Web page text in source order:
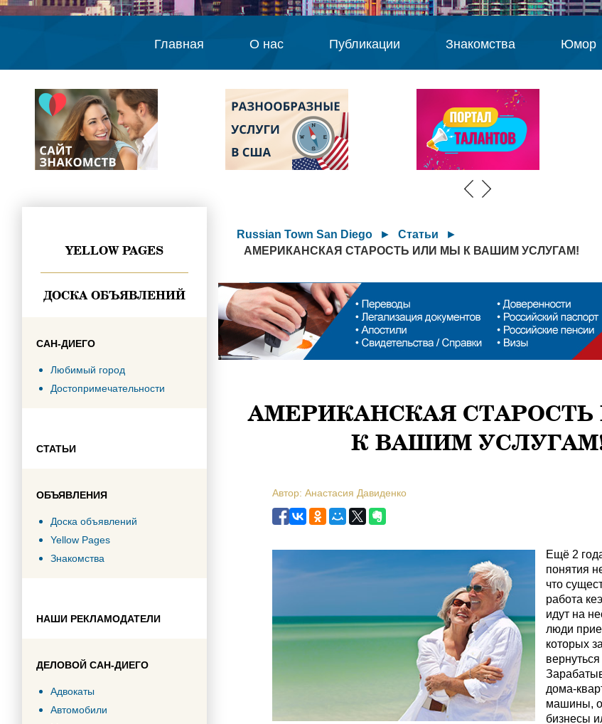
Главная О нас Публикации Знакомства Юмор
YELLOW PAGES
ДОСКА ОБЪЯВЛЕНИЙ
САН-ДИЕГО
Любимый город
Достопримечательности
СТАТЬИ
ОБЪЯВЛЕНИЯ
Доска объявлений
Yellow Pages
Знакомства
НАШИ РЕКЛАМОДАТЕЛИ
ДЕЛОВОЙ САН-ДИЕГО
Адвокаты
Автомобили
Russian Town San Diego ► Статьи
►
АМЕРИКАНСКАЯ СТАРОСТЬ ИЛИ МЫ К ВАШИМ УСЛУГАМ!
АМЕРИКАНСКАЯ
К ВАШИМ
Автор: Анастасия Давиденко
Ещё 2
понятия
что
работа
идут на
люди
которых
дома-
машины,
бизнесы